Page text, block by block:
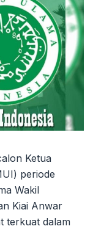
Ketua
periode
Wakil
Kiai Anwar
terkuat dalam